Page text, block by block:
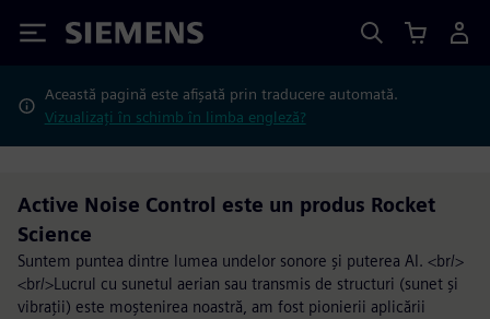
Siemens
Această pagină este afișată prin traducere automată.
Vizualizați în schimb în limba engleză?
Active Noise Control este un produs Rocket
Science
Suntem puntea dintre lumea undelor sonore și puterea AI. <br/>
<br/>Lucrul cu sunetul aerian sau transmis de structuri (sunet și
vibrații) este moștenirea noastră, am fost pionierii aplicării